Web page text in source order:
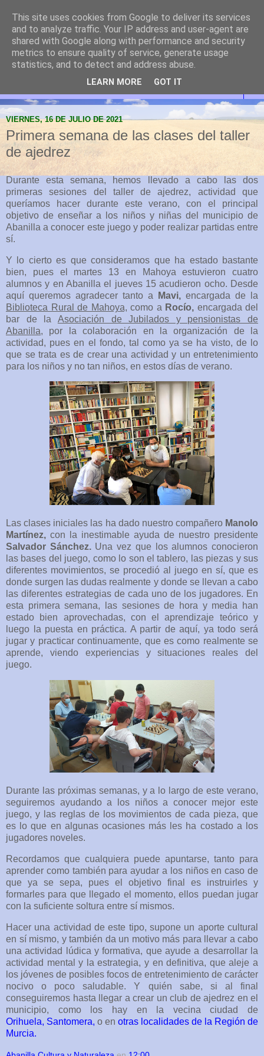
Abanilla Cultura y
Naturaleza
VIERNES, 16 DE JULIO DE 2021
Primera semana de las clases del taller
de ajedrez
Durante esta semana, hemos llevado a cabo las dos
primeras sesiones del taller de ajedrez, actividad que
queríamos hacer durante este verano, con el principal
objetivo de enseñar a los niños y niñas del municipio de
Abanilla a conocer este juego y poder realizar partidas entre
sí.
Y lo cierto es que consideramos que ha estado bastante
bien, pues el martes 13 en Mahoya estuvieron cuatro
alumnos y en Abanilla el jueves 15 acudieron ocho. Desde
aquí queremos agradecer tanto a
Mavi, encargada de la
Biblioteca Rural de Mahoya, como a Rocío, encargada del
bar de la Asociación de Jubilados y pensionistas de
Abanilla, por la colaboración en la organización de la
actividad, pues en el fondo, tal como ya se ha visto, de lo
que se trata es de crear una actividad y un entretenimiento
para los niños y no tan niños, en estos días de verano.
Las clases iniciales las ha dado nuestro compañero Manolo
Martínez, con la inestimable ayuda de nuestro presidente
Salvador Sánchez.Una vez que los alumnos conocieron
las bases del juego, como lo son el tablero, las piezas y sus
diferentes movimientos, se procedió al juego en sí, que es
donde surgen las dudas realmente y donde se llevan a cabo
las diferentes estrategias de cada uno de los jugadores. En
esta primera semana, las sesiones de hora y media han
estado bien aprovechadas, con el aprendizaje teórico y
luego la puesta en práctica. A partir de aquí, ya todo será
jugar y practicar continuamente, que es como realmente se
aprende, viendo experiencias y situaciones reales del
juego.
Durante las próximas semanas, y a lo largo de este verano,
seguiremos ayudando a los niños a conocer mejor este
juego, y las reglas de los movimientos de cada pieza, que
es lo que en algunas ocasiones más les ha costado a los
jugadores noveles.
Recordamos que cualquiera puede apuntarse, tanto para
aprender como también para ayudar a los niños en caso de
que ya se sepa, pues el objetivo final es instruirles y
formarles para que llegado el momento, ellos puedan jugar
con la suficiente soltura entre sí mismos.
Hacer una actividad de este tipo, supone un aporte cultural
en sí mismo, y también da un motivo más para llevar a cabo
una actividad lúdica y formativa, que ayude a desarrollar la
actividad mental y la estrategia, y en definitiva, que aleje a
los jóvenes de posibles focos de entretenimiento de carácter
nocivo o poco saludable. Y quién sabe, si al final
conseguiremos hasta llegar a crear un club de ajedrez en el
municipio, como los hay en la vecina ciudad de
Orihuela, Santomera, o en otras localidades de la Región de
Murcia.
This site uses cookies from Google to deliver its services
and to analyze traffic. Your IP address and user-agent are
shared with Google along with performance and security
metrics to ensure quality of service, generate usage
statistics, and to detect and address abuse.
LEARN MORE GOT IT